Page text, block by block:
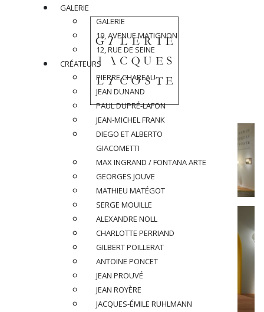
GALERIE
GALERIE
19, AVENUE MATIGNON
12, RUE DE SEINE
CRÉATEURS
PIERRE CHAREAU
JEAN DUNAND
PAUL DUPRÉ-LAFON
JEAN-MICHEL FRANK
DIEGO ET ALBERTO
GIACOMETTI
MAX INGRAND / FONTANA ARTE
GEORGES JOUVE
MATHIEU MATÉGOT
SERGE MOUILLE
ALEXANDRE NOLL
CHARLOTTE PERRIAND
GILBERT POILLERAT
ANTOINE PONCET
JEAN PROUVÉ
JEAN ROYÈRE
JACQUES-ÉMILE RUHLMANN